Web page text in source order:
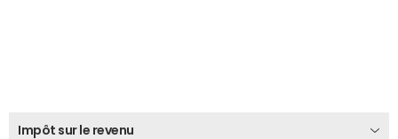
Impôt sur le revenu